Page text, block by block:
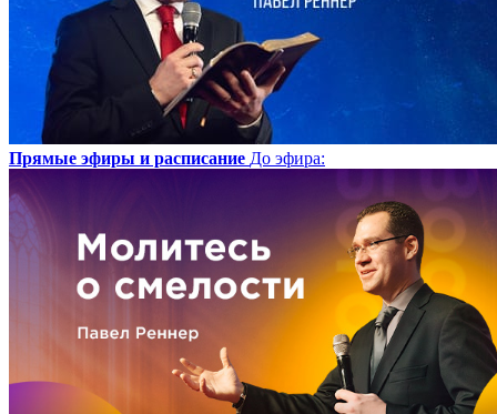
Прямые эфиры и расписание До эфира: